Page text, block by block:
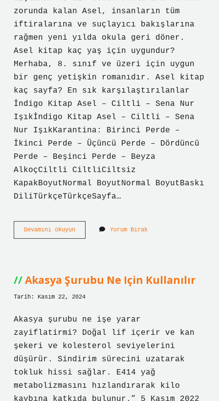
zorunda kalan Asel, insanların tüm
iftiralarına ve suçlayıcı bakışlarına
rağmen yeni yılda okula geri döner.
Asel kitap kaç yaş için uygundur?
Merhaba, 8. sınıf ve üzeri için uygun
bir genç yetişkin romanıdır. Asel kitap
kaç sayfa? En sık karşılaştırılanlar
İndigo Kitap Asel – Ciltli – Sena Nur
Işıkİndigo Kitap Asel – Ciltli – Sena
Nur IşıkKarantina: Birinci Perde –
İkinci Perde – Üçüncü Perde – Dördüncü
Perde – Beşinci Perde – Beyza
AlkoçCiltli CiltliCiltsiz
KapakBoyutNormal BoyutNormal BoyutBaskı
DiliTürkçeTürkçeSayfa…
Devamını okuyunAsel
Kitabı
Yorum Bırak
Akasya Şurubu Ne Için Kullanılır
Tarih: Kasım 22, 2024
Akasya şurubu ne işe yarar
zayiflatirmi? Doğal lif içerir ve kan
şekeri ve kolesterol seviyelerini
düşürür. Sindirim sürecini uzatarak
tokluk hissi sağlar. E414 yağ
metabolizmasını hızlandırarak kilo
kaybına katkıda bulunur.” 5 Kasım 2022